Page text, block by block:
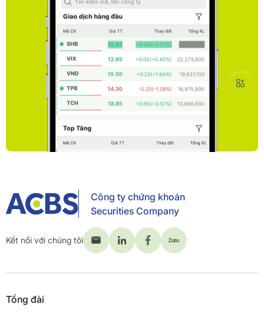
Công ty chứng khoán
Securities Company
Kết nối với chúng tôi
Tổng đài